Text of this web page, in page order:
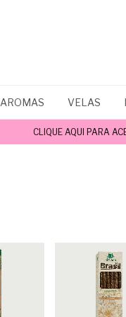
AROMAS VELAS
CLIQUE AQUI PARA